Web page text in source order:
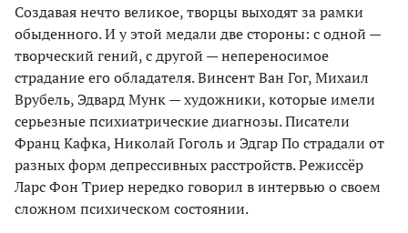
Создавая нечто великое, творцы выходят за рамки
обыденного. И у этой медали две стороны: с одной —
творческий гений, с другой — непереносимое
страдание его обладателя. Винсент Ван Гог, Михаил
Врубель, Эдвард Мунк — художники, которые имели
серьезные психиатрические диагнозы. Писатели
Франц Кафка, Николай Гоголь и Эдгар По страдали от
разных форм депрессивных расстройств. Режиссёр
Ларс Фон Триер нередко говорил в интервью о своем
сложном психическом состоянии.